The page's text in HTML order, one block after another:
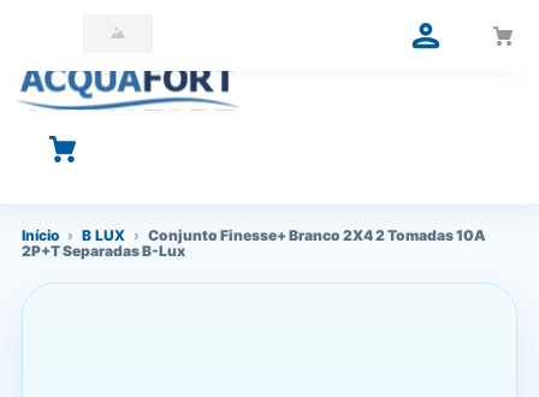
O que você está procurando?
Início › B LUX › Conjunto Finesse+ Branco 2X4 2 Tomadas 10A
2P+T Separadas B-Lux